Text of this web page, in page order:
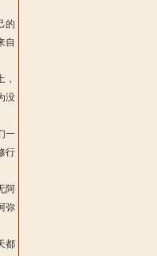
的
自
，
没
一
行
阿
弥
都